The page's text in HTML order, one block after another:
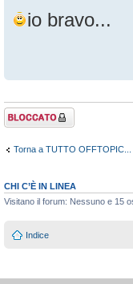
io bravo...
Argomento
bloccato
Torna a TUTTO OFFTOPIC...
CHI C’È IN LINEA
Visitano il forum: Nessuno e 15
Indice